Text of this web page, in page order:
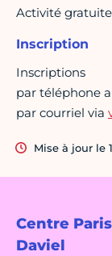
Centre
Daviel
Activité gratuite
Inscription
Inscriptions
par téléphone
par courriel via
Mise à jour le